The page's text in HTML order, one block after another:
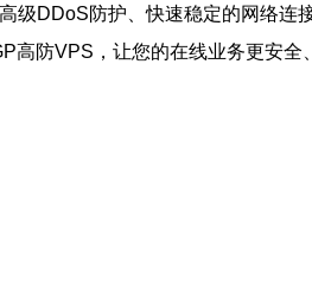
级DDoS防护、快速稳定的网络
防VPS，让您的在线业务更安全